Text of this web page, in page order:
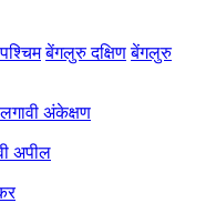
बेंगलुरु दक्षिण बेंगलुरु
अंकेक्षण
अपील